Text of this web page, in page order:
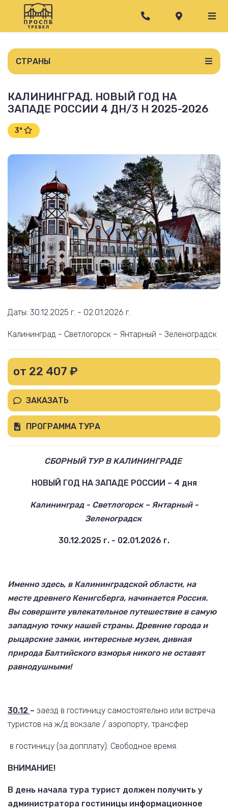
СТРАНЫ
КАЛИНИНГРАД. НОВЫЙ ГОД НА
ЗАПАДЕ РОССИИ 4 ДН/3 Н 2025-2026
3*
Даты: 30.12.2025 г. - 02.01.2026 г.
Калининград - Светлогорск – Янтарный - Зеленоградск
от 22 407 ₽
ЗАКАЗАТЬ
ПРОГРАММА ТУРА
СБОРНЫЙ ТУР В КАЛИНИНГРАДЕ
НОВЫЙ ГОД НА ЗАПАДЕ РОССИИ – 4 дня
Калининград - Светлогорск – Янтарный -
Зеленоградск
30.12.2025 г. - 02.01.2026 г.
Именно здесь, в Калининградской области, на
месте древнего Кенигсберга, начинается Россия.
Вы совершите увлекательное путешествие в самую
западную точку нашей страны. Древние города и
рыцарские замки, интересные музеи, дивная
природа Балтийского взморья никого не оставят
равнодушными!
30.12 – заезд в гостиницу самостоятельно или встреча
туристов на ж/д вокзале / аэропорту, трансфер
в гостиницу (за допплату). Свободное время.
ВНИМАНИЕ!
В день начала тура турист должен получить у
администратора гостиницы информационное